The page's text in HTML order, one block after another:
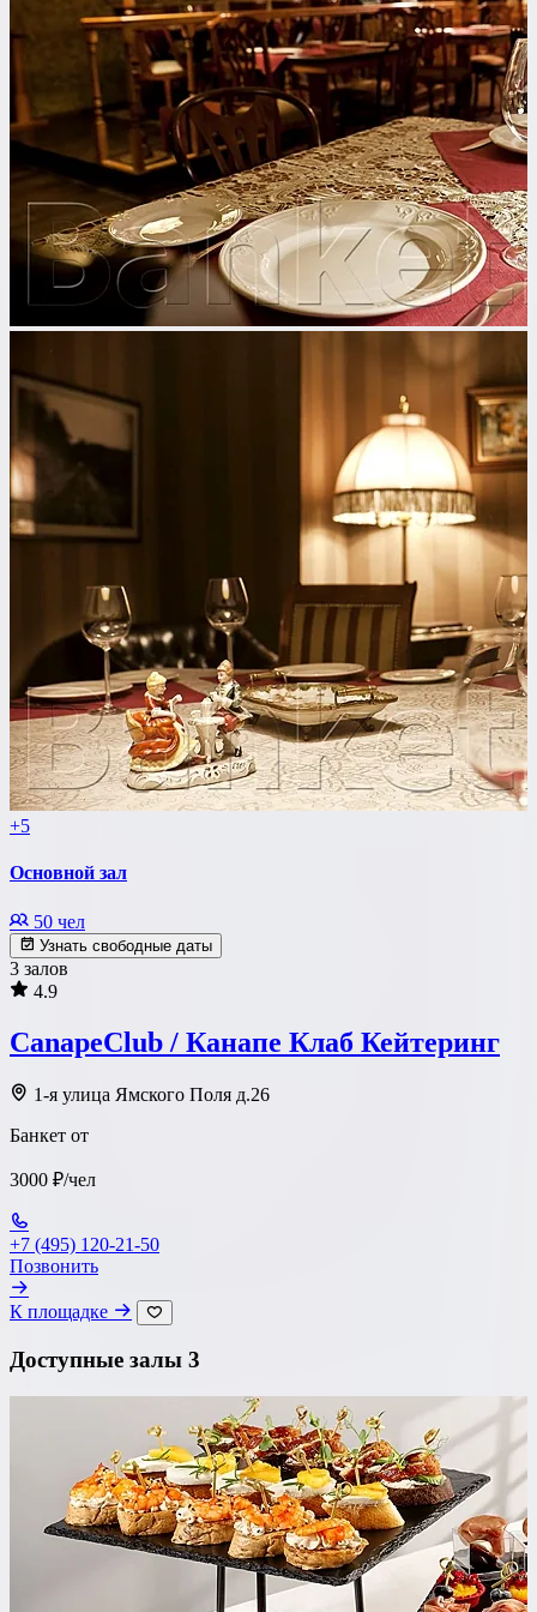
+5
Основной зал
50 чел
Узнать свободные даты
3 залов
4.9
CanapeClub / Канапе Клаб Кейтеринг
1-я улица Ямского Поля д.26
Банкет от
3000 ₽/чел
+7 (495) 120-21-50
Позвонить
К площадке
Доступные залы 3